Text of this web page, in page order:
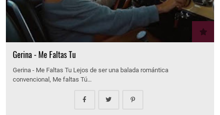
Gerina - Me Faltas Tu
Gerina - Me Faltas Tu Lejos de ser una balada romántica
convencional, Me faltas Tú…